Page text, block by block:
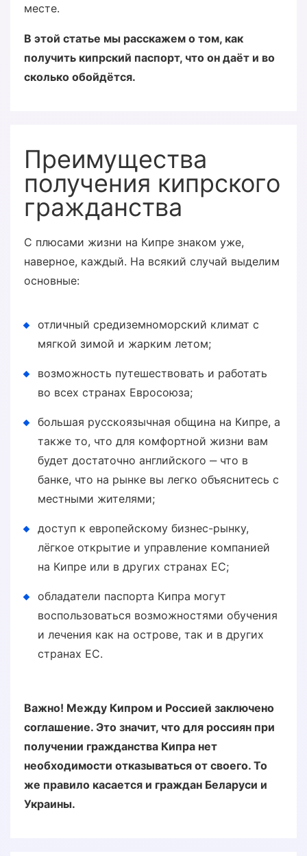
месте.
В этой статье мы расскажем о том, как
получить кипрский паспорт, что он даёт и во
сколько обойдётся.
Преимущества
получения кипрского
гражданства
С плюсами жизни на Кипре знаком уже,
наверное, каждый. На всякий случай выделим
основные:
отличный средиземноморский климат с
мягкой зимой и жарким летом;
возможность путешествовать и работать
во всех странах Евросоюза;
большая русскоязычная община на Кипре, а
также то, что для комфортной жизни вам
будет достаточно английского ‒ что в
банке, что на рынке вы легко объяснитесь с
местными жителями;
доступ к европейскому бизнес-рынку,
лёгкое открытие и управление компанией
на Кипре или в других странах ЕС;
обладатели паспорта Кипра могут
воспользоваться возможностями обучения
и лечения как на острове, так и в других
странах ЕС.
Важно! Между Кипром и Россией заключено
соглашение. Это значит, что для россиян при
получении гражданства Кипра нет
необходимости отказываться от своего. То
же правило касается и граждан Беларуси и
Украины.